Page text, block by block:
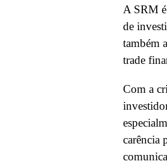
A SRM
de
também
trade
Com a
carência